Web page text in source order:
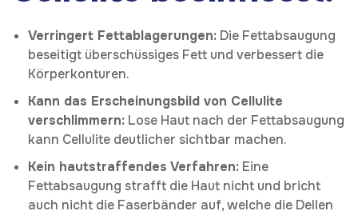
Verringert Fettablagerungen: Die Fettabsaugung
beseitigt überschüssiges Fett und verbessert die
Körperkonturen.
Kann das Erscheinungsbild von Cellulite
verschlimmern: Lose Haut nach der Fettabsaugung
kann Cellulite deutlicher sichtbar machen.
Kein hautstraffendes Verfahren: Eine
Fettabsaugung strafft die Haut nicht und bricht
auch nicht die Faserbänder auf, welche die Dellen